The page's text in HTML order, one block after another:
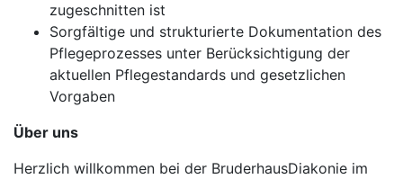
zugeschnitten ist
Sorgfältige und strukturierte Dokumentation des
Pflegeprozesses unter Berücksichtigung der
aktuellen Pflegestandards und gesetzlichen
Vorgaben
Über uns
Herzlich willkommen bei der BruderhausDiakonie im